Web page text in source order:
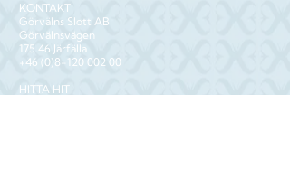
KONTAKT
Görvälns Slott AB
Görvälnsvägen
175 46 Järfälla
+46 (0)8-120 002 00
HITTA HIT